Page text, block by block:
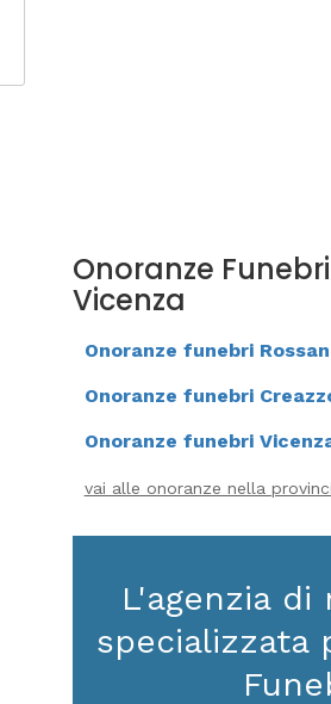
Onoranze
Vicenza
Onoranze funebri
Onoranze funebri
Onoranze funebri
vai alle onoranze nella
L'agenzia di
specializzata